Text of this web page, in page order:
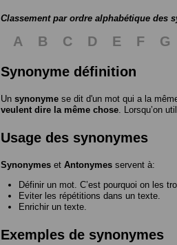
Classement par ordre alphabétique des
A B C D E F G
Synonyme définition
Un synonyme se dit d'un mot qui a la
veulent dire la même chose. Lorsqu’on
Usage des synonymes
Synonymes et Antonymes servent à:
Définir un mot. C’est pourquoi on les
Eviter les répétitions dans un texte.
Enrichir un texte.
Exemples de synonymes